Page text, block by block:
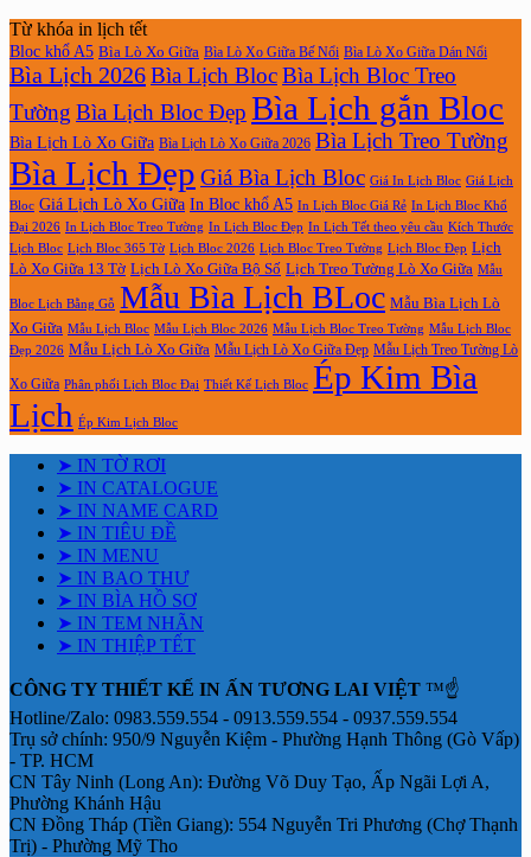
Từ khóa in lịch tết
Bloc khổ A5 Bìa Lò Xo Giữa Bìa Lò Xo Giữa Bế Nổi Bìa Lò Xo Giữa Dán Nổi
Bìa Lịch 2026Bìa Lịch BlocBìa Lịch Bloc Treo
Tường Bìa Lịch Bloc Đẹp Bìa Lịch gắn Bloc
Bìa Lịch Lò Xo Giữa Bìa Lịch Lò Xo Giữa 2026 Bìa Lịch Treo Tường
Bìa Lịch Đẹp Giá Bìa Lịch Bloc Giá In Lịch Bloc Giá Lịch
Bloc Giá Lịch Lò Xo Giữa In Bloc khổ A5 In Lịch Bloc Giá Rẻ In Lịch Bloc Khổ
Đại 2026 In Lịch Bloc Treo Tường In Lịch Bloc Đẹp In Lịch Tết theo yêu cầu Kích Thước
Lịch Bloc Lịch Bloc 365 Tờ Lịch Bloc 2026 Lịch Bloc Treo Tường Lịch Bloc Đẹp Lịch
Lò Xo Giữa 13 Tờ Lịch Lò Xo Giữa Bộ Số Lịch Treo Tường Lò Xo Giữa Mẫu
Bloc Lịch Bằng Gỗ Mẫu Bìa Lịch BLoc Mẫu Bìa Lịch Lò
Xo Giữa Mẫu Lịch Bloc Mẫu Lịch Bloc 2026 Mẫu Lịch Bloc Treo Tường Mẫu Lịch Bloc
Đẹp 2026 Mẫu Lịch Lò Xo Giữa Mẫu Lịch Lò Xo Giữa Đẹp Mẫu Lịch Treo Tường Lò
Xo Giữa Phân phối Lịch Bloc Đại Thiết Kế Lịch Bloc Ép Kim Bìa
Lịch Ép Kim Lịch Bloc
➤ IN TỜ RƠI
➤ IN CATALOGUE
➤ IN NAME CARD
➤ IN TIÊU ĐỀ
➤ IN MENU
➤ IN BAO THƯ
➤ IN BÌA HỒ SƠ
➤ IN TEM NHÃN
➤ IN THIỆP TẾT
CÔNG TY THIẾT KẾ IN ẤN TƯƠNG LAI VIỆT ™☝️
Hotline/Zalo: 0983.559.554 - 0913.559.554 - 0937.559.554
Trụ sở chính: 950/9 Nguyễn Kiệm - Phường Hạnh Thông (Gò Vấp)
- TP. HCM
CN Tây Ninh (Long An): Đường Võ Duy Tạo, Ấp Ngãi Lợi A,
Phường Khánh Hậu
CN Đồng Tháp (Tiền Giang): 554 Nguyễn Tri Phương (Chợ Thạnh
Trị) - Phường Mỹ Tho